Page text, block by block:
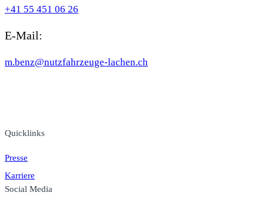
+41 55 451 06 26
E-Mail:
m.benz@nutzfahrzeuge-lachen.ch
Quicklinks
Presse
Karriere
Social Media